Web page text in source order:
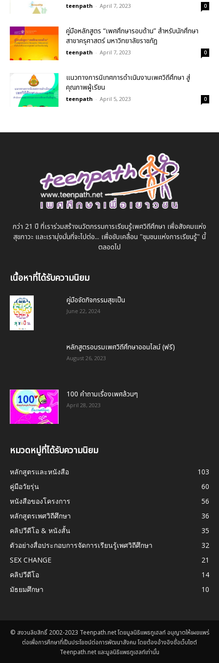
teenpath - April 7, 2023 0
คู่มือหลักสูตร “เพศศึกษารอบด้าน” สำหรับนักศึกษา
สาขาครุศาสตร์ มหาวิทยาลัยราชภัฏ
teenpath - April 7, 2023 0
แนวทางการนิเทศการดำเนินงานเพศวิถีศึกษา สู่
คุณภาพผู้เรียน
teenpath - April 5, 2023 0
กว่า 21 ปี ที่เราร่วมสร้างนวัตกรรมการเรียนรู้เพศวิถีศึกษา เพื่อสังคมแห่ง
สุขภาวะ และเรามุ่งมั่นที่จะไปต่อ... เพื่อขับเคลื่อน "ชุมชนแห่งการเรียนรู้" นี้
ตลอดไป
เนื้อหาที่ได้รับความนิยม
คู่มือจัดกิจกรรมสุขเป็น
June 22, 2024
หลักสูตรอบรมเพศวิถีศึกษาออนไลน์ (ฟรี)
August 26, 2023
100 คำถามเรื่องเพศล้วนๆ
April 28, 2023
หมวดหมู่ที่ได้รับความนิยม
หลักสูตรและหนังสือ
103
คู่มือวัยรุ่น
60
หนังสือของโครงการ
56
หลักสูตรเพศวิถีศึกษา
36
คลิปวีดีโอ & หนังสั้น
35
ตัวอย่างสื่อประกอบการจัดการเรียนรู้เพศวิถีศึกษา
32
SEX CHANGE
21
คลิปวีดีโอ
14
มัธยมศึกษา
10
© สงวนลิขสิทธิ์ 2002-2023 Teenpath.net โดยมูลนิธิแพธทูเฮลท์ อนุญาตให้เผยแพร่
ต่อเพื่อการศึกษาที่เป็นประโยชน์ต่อการพัฒนาสังคม โดยต้องอ้างอิงชื่อเว็บไซต์
Teenpath.net และมูลนิธิแพธทูเฮลท์เท่านั้น